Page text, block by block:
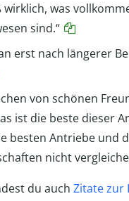
wirklich, was
sind.“
erst nach längerer
von schönen
ist die beste dieser
besten Antriebe und
nicht
du auch Zitate zur